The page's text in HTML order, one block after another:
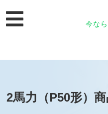
今な
2馬力（P50形）